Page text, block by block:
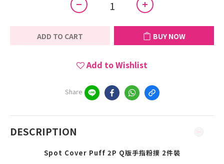
ADD TO CART BUY NOW
Add to Wishlist
Share
DESCRIPTION
Spot Cover Puff 2P Q版手指粉撲 2件裝